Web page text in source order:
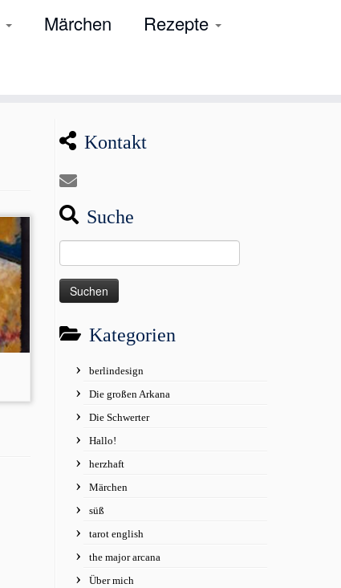
Märchen
Rezepte
Kontakt
Suche
nach:
Kategorien
berlindesign
Die großen Arkana
Die Schwerter
Hallo!
herzhaft
Märchen
süß
tarot english
the major arcana
Über mich